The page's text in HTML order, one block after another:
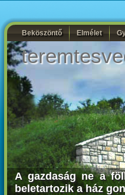
Beköszöntő Elmélet
A gazdaság ne a
beletartozik a ház